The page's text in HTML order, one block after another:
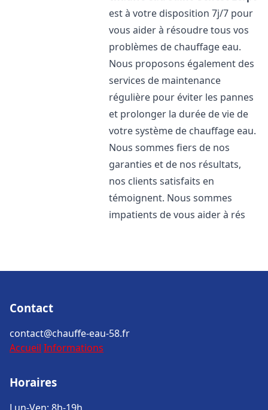
est à votre disposition 7j/7 pour
vous aider à résoudre tous vos
problèmes de chauffage eau.
Nous proposons également des
services de maintenance
régulière pour éviter les pannes
et prolonger la durée de vie de
votre système de chauffage eau.
Nous sommes fiers de nos
garanties et de nos résultats,
nos clients satisfaits en
témoignent. Nous sommes
impatients de vous aider à rés
Contact
contact@chauffe-eau-58.fr
Accueil Informations
Horaires